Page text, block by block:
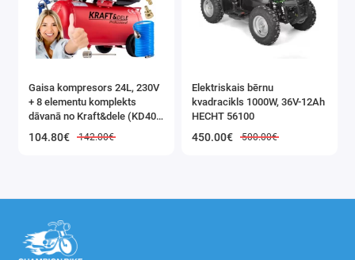
4 alumīnija oksīda un hroma oksīda slīpēšanas akmeņi
vispārējai lietošanai uz rūdīta tērauda, ​​augsti leģētiem
lējumiem
1 konusveida saru birstes stienis
1 plakans sukas stienis
Pielikums krūmgriežu asināšanai.
Piederums zaru šķēru, zāles pļāvēju un citu
Gaisa kompresors 24L, 230V
+ 8 elementu komplekts
dāvanā no Kraft&dele (KD400
104.80€ 142.00€
Elektriskais bērnu
kvadracikls 1000W, 36V-12Ah
HECHT 56100
450.00€ 500.00€